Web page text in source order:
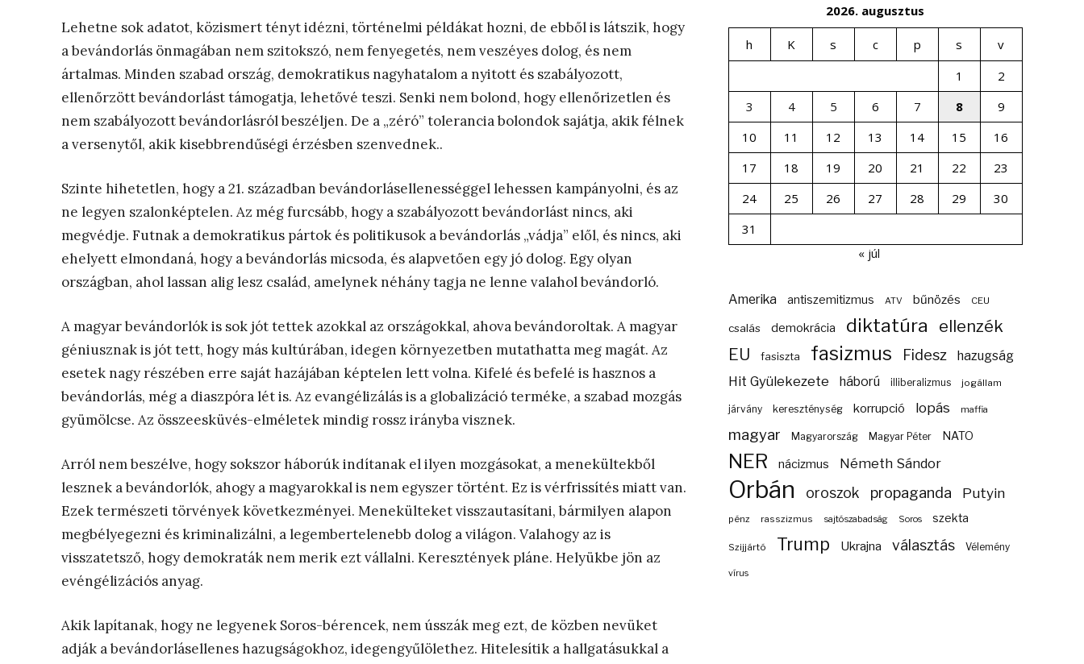
Lehetne sok adatot, közismert tényt idézni, történelmi példákat hozni, de ebből is látszik, hogy
a bevándorlás önmagában nem szitokszó, nem fenyegetés, nem veszéyes dolog, és nem
ártalmas. Minden szabad ország, demokratikus nagyhatalom a nyitott és szabályozott,
ellenőrzött bevándorlást támogatja, lehetővé teszi. Senki nem bolond, hogy ellenőrizetlen és
nem szabályozott bevándorlásról beszéljen. De a „zéró” tolerancia bolondok sajátja, akik félnek
a versenytől, akik kisebbrendűségi érzésben szenvednek..
Szinte hihetetlen, hogy a 21. században bevándorlásellenességgel lehessen kampányolni, és az
ne legyen szalonképtelen. Az még furcsább, hogy a szabályozott bevándorlást nincs, aki
megvédje. Futnak a demokratikus pártok és politikusok a bevándorlás „vádja” elől, és nincs, aki
ehelyett elmondaná, hogy a bevándorlás micsoda, és alapvetően egy jó dolog. Egy olyan
országban, ahol lassan alig lesz család, amelynek néhány tagja ne lenne valahol bevándorló.
A magyar bevándorlók is sok jót tettek azokkal az országokkal, ahova bevándoroltak. A magyar
géniusznak is jót tett, hogy más kultúrában, idegen környezetben mutathatta meg magát. Az
esetek nagy részében erre saját hazájában képtelen lett volna. Kifelé és befelé is hasznos a
bevándorlás, még a diaszpóra lét is. Az evangélizálás is a globalizáció terméke, a szabad mozgás
gyümölcse. Az összeesküvés-elméletek mindig rossz irányba visznek.
Arról nem beszélve, hogy sokszor háborúk indítanak el ilyen mozgásokat, a menekültekből
lesznek a bevándorlók, ahogy a magyarokkal is nem egyszer történt. Ez is vérfrissítés miatt van.
Ezek természeti törvények következményei. Menekülteket visszautasítani, bármilyen alapon
megbélyegezni és kriminalizálni, a legembertelenebb dolog a világon. Valahogy az is
visszatetsző, hogy demokraták nem merik ezt vállalni. Keresztények pláne. Helyükbe jön az
evéngélizációs anyag.
Akik lapítanak, hogy ne legyenek Soros-bérencek, nem ússzák meg ezt, de közben nevüket
adják a bevándorlásellenes hazugságokhoz, idegengyűlölethez. Hitelesítik a hallgatásukkal a
2026. augusztus
h K s c p s
v
1
2
3
4 5 6 7 8
9
10
11 12 13 14 15
16
17
18 19 20 21 22
23
24
25 26 27 28 29
30
31
« júl
Amerika antiszemitizmus ATV bűnözés CEU
csalás demokrácia diktatúra ellenzék
EU fasiszta fasizmus Fidesz hazugság
Hit Gyülekezete háború illiberalizmus jogállam
járvány kereszténység korrupció lopás maffia
magyar Magyarország Magyar Péter NATO
NER nácizmus Németh Sándor
Orbán oroszok propaganda Putyin
pénz rasszizmus sajtószabadság Soros szekta
Szijjártó Trump Ukrajna választás Vélemény
vírus